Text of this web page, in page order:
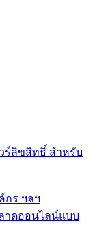
กร ฯลฯ